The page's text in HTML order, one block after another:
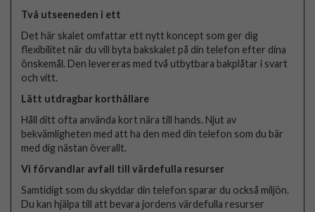
Två utseeneden i ett
Det här skalet omfattar ett nytt koncept som ger dig
flexibilitet när du vill byta bakskalet på din telefon efter dina
önskemål. Den levereras med två utbytbara bakplåtar i svart
och vitt.
Lätt utdragbar korthållare
Håll ditt ofta använda kort nära till hands. Njut av
bekvämligheten med att ha den med din telefon som du bär
med dig nästan överallt.
Vi förvandlar avfall till värdefulla resurser
Samtidigt som du skyddar din telefon sparar du också miljön.
Du kan hjälpa till att bevara jordens värdefulla resurser